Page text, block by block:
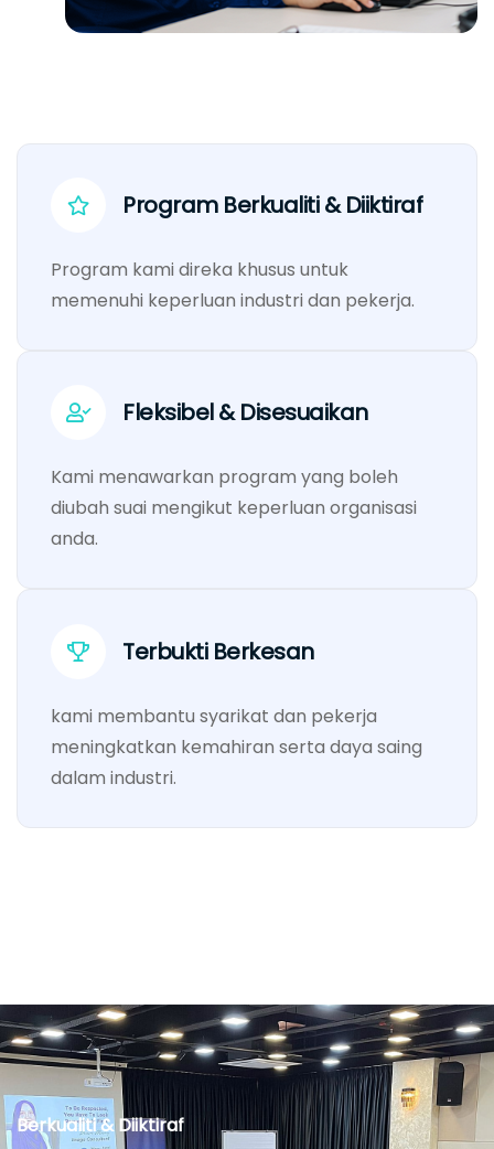
Program Berkualiti & Diiktiraf
Program kami direka khusus untuk
memenuhi keperluan industri dan pekerja.
Fleksibel & Disesuaikan
Kami menawarkan program yang boleh
diubah suai mengikut keperluan organisasi
anda.
Terbukti Berkesan
kami membantu syarikat dan pekerja
meningkatkan kemahiran serta daya saing
dalam industri.
Berkualiti & Diiktiraf